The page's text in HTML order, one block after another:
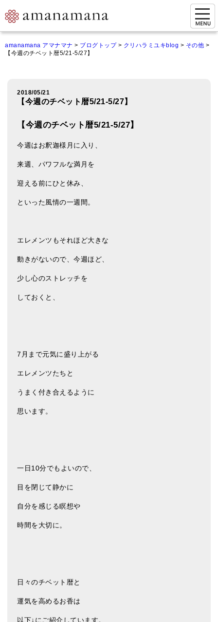
ご来店&購入
オンライン相談&購入
アマナマナのシンギングボウル
チベット・シンギングボウル
新・鍛造スペシャル
マンダラ彫（黒・渋金）
特大シンギングボウル・特殊柄
スティック・マレット・リング（台座）
アマナマナのティンシャ
プレミアム・ティンシャ（L・M）
チベット・真マントラ香
お香定期購入（ラクとくサブスク）
チベット高僧のオラクルカード
ベル＆ドルジェ
オリジナルグッズ
神々とつながるジュエリー
amanamana アマナマナ > ブログトップ> クリハラミユキblog > その他 >
【今週のチベット暦5/21-5/27】
2018/05/21
【今週のチベット暦5/21-5/27】
【今週のチベット暦5/21-5/27】
今週はお釈迦様月に入り、
来週、パワフルな満月を
迎える前にひと休み、
といった風情の一週間。
エレメンツもそれほど大きな
動きがないので、今週ほど、
少し心のストレッチを
しておくと、
7月まで元気に盛り上がる
エレメンツたちと
うまく付き合えるように
思います。
一日10分でもよいので、
目を閉じて静かに
自分を感じる瞑想や
時間を大切に。
日々のチベット暦と
運気を高めるお香は
以下↓にご紹介しています。